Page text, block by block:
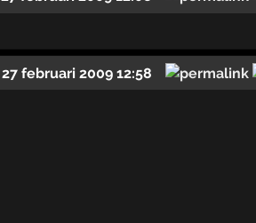
27 februari 2009 12:58